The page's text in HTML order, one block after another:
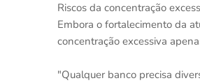
Riscos da concentração
Embora o fortalecimento da
concentração excessiva
"Qualquer banco precisa